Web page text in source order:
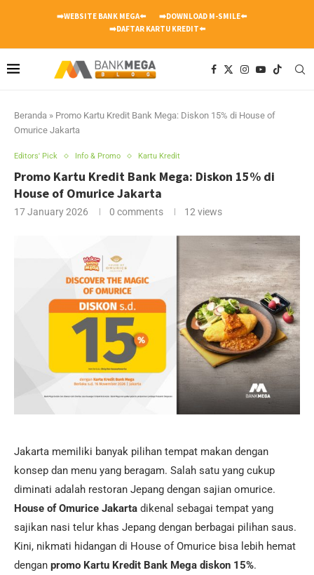
➡️WEBSITE BANK MEGA⬅️
➡️DOWNLOAD M-SMILE⬅️
➡️DAFTAR KARTU KREDIT⬅️
Beranda » Promo Kartu Kredit Bank Mega: Diskon 15% di House of
Omurice Jakarta
Editors' Pick Info & Promo Kartu Kredit
Promo Kartu Kredit Bank Mega: Diskon 15% di
House of Omurice Jakarta
17 January 2026 0 comments 12 views
Jakarta memiliki banyak pilihan tempat makan dengan
konsep dan menu yang beragam. Salah satu yang cukup
diminati adalah restoran Jepang dengan sajian omurice.
House of Omurice Jakarta dikenal sebagai tempat yang
sajikan nasi telur khas Jepang dengan berbagai pilihan saus.
Kini, nikmati hidangan di House of Omurice bisa lebih hemat
dengan promo Kartu Kredit Bank Mega diskon 15%.